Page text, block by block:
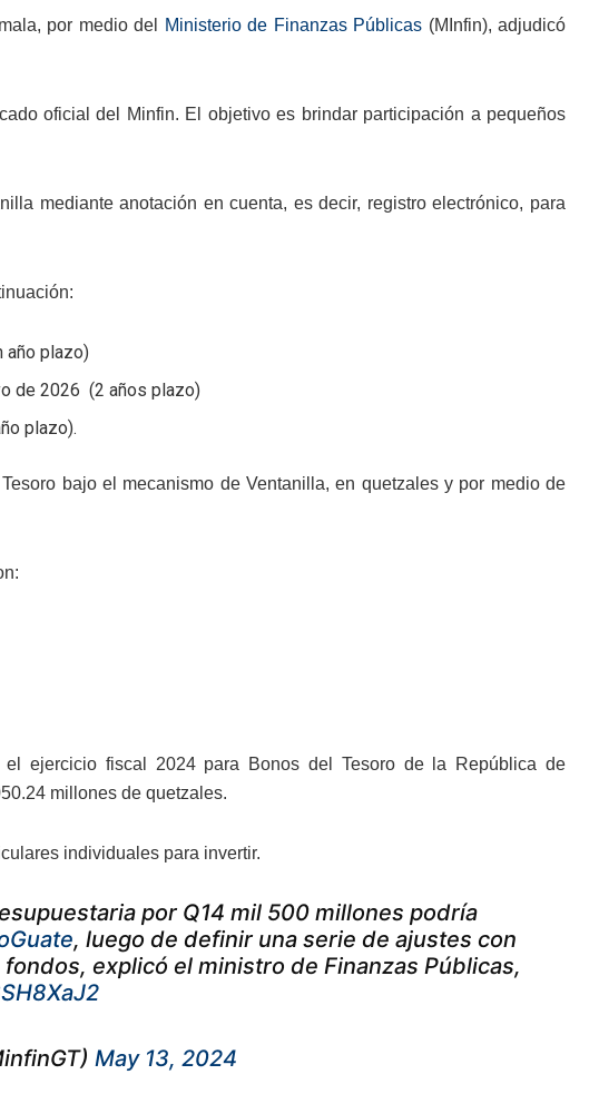
por medio del Ministerio de Finanzas Públicas (MInfin), adjudicó
oficial del Minfin. El objetivo es brindar participación a pequeños
mediante anotación en cuenta, es decir, registro electrónico, para
año plazo)
de 2026 (2 años plazo)
plazo).
bajo el mecanismo de Ventanilla, en quetzales y por medio de
ejercicio fiscal 2024 para Bonos del Tesoro de la República de
millones de quetzales.
individuales para invertir.
por Q14 mil 500 millones podría
, luego de definir una serie de ajustes con
explicó el ministro de Finanzas Públicas,
May 13, 2024